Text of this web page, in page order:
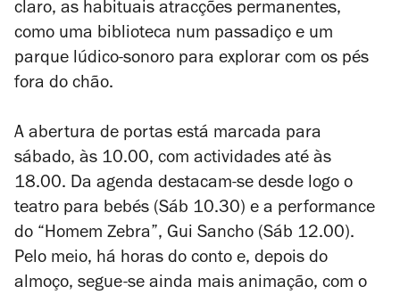
claro, as habituais atracções permanentes,
como uma biblioteca num passadiço e um
parque lúdico-sonoro para explorar com os pés
fora do chão.
A abertura de portas está marcada para
sábado, às 10.00, com actividades até às
18.00. Da agenda destacam-se desde logo o
teatro para bebés (Sáb 10.30) e a performance
do “Homem Zebra”, Gui Sancho (Sáb 12.00).
Pelo meio, há horas do conto e, depois do
almoço, segue-se ainda mais animação, com o